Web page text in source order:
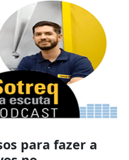
para fazer a